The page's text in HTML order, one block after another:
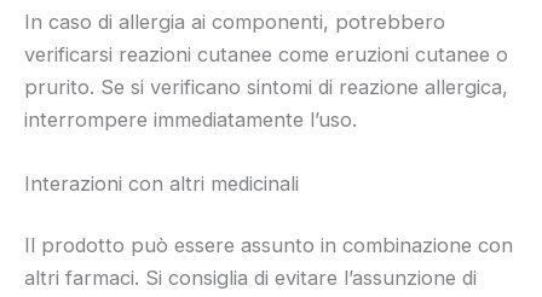
In caso di allergia ai componenti, potrebbero
verificarsi reazioni cutanee come eruzioni cutanee o
prurito. Se si verificano sintomi di reazione allergica,
interrompere immediatamente l’uso.
Interazioni con altri medicinali
Il prodotto può essere assunto in combinazione con
altri farmaci. Si consiglia di evitare l’assunzione di